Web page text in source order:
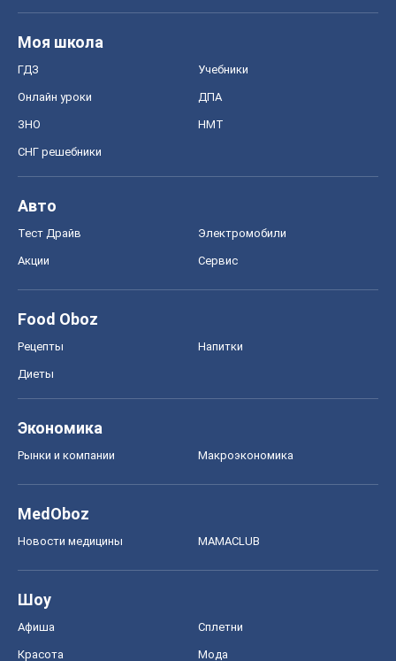
Моя школа
ГДЗ Учебники
Онлайн уроки ДПА
ЗНО НМТ
СНГ решебники
Авто
Тест Драйв Электромобили
Акции Сервис
Food Oboz
Рецепты Напитки
Диеты
Экономика
Рынки и компании Mакроэкономика
MedOboz
Новости медицины MAMACLUB
Шоу
Афиша Сплетни
Красота Мода